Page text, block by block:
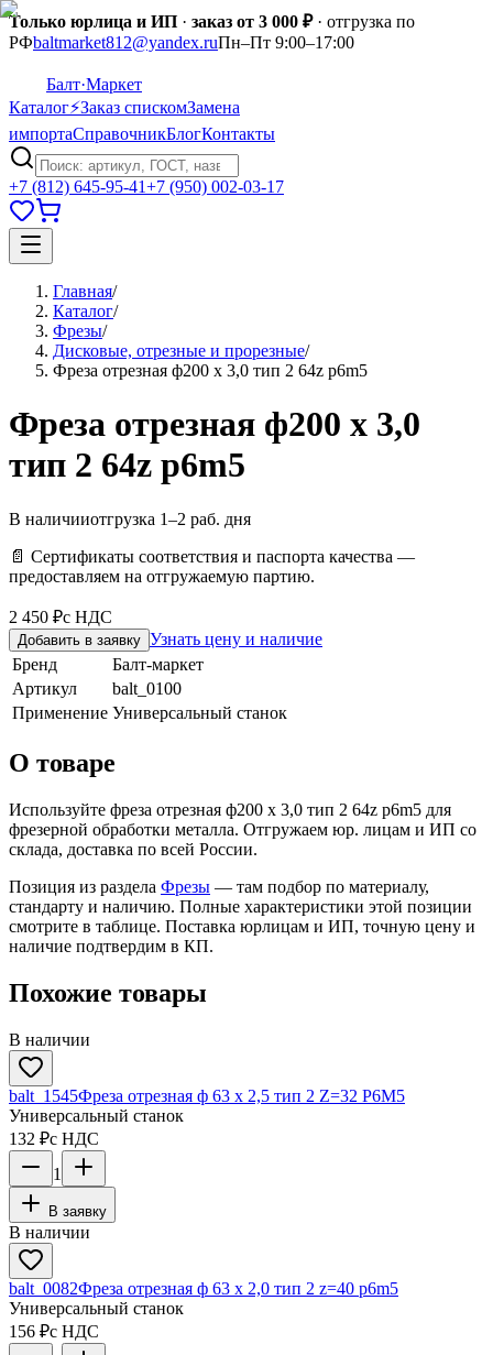
Только юрлица и ИП · заказ от 3 000 ₽· отгрузка по
РФbaltmarket812@yandex.ruПн–Пт 9:00–17:00
Балт·Маркет
Каталог⚡Заказ спискомЗамена
импортаСправочникБлогКонтакты
+7 (812) 645-95-41+7 (950) 002-03-17
Главная/
Каталог/
Фрезы/
Дисковые, отрезные и прорезные/
Фреза отрезная ф200 х 3,0 тип 2 64z p6m5
Фреза отрезная ф200 х 3,0
тип 2 64z p6m5
В наличииотгрузка 1–2 раб. дня
📄 Сертификаты соответствия и паспорта качества —
предоставляем на отгружаемую партию.
2 450 ₽с НДС
Добавить в заявку Узнать цену и наличие
Бренд
Балт-маркет
Артикул
balt_0100
Применение Универсальный станок
О товаре
Используйте фреза отрезная ф200 х 3,0 тип 2 64z p6m5 для
фрезерной обработки металла. Отгружаем юр. лицам и ИП со
склада, доставка по всей России.
Позиция из раздела Фрезы — там подбор по материалу,
стандарту и наличию. Полные характеристики этой позиции
смотрите в таблице. Поставка юрлицам и ИП, точную цену и
наличие подтвердим в КП.
Похожие товары
В наличии
balt_1545Фреза отрезная ф 63 х 2,5 тип 2 Z=32 P6M5
Универсальный станок
132 ₽с НДС
1
В заявку
В наличии
balt_0082Фреза отрезная ф 63 х 2,0 тип 2 z=40 p6m5
Универсальный станок
156 ₽с НДС